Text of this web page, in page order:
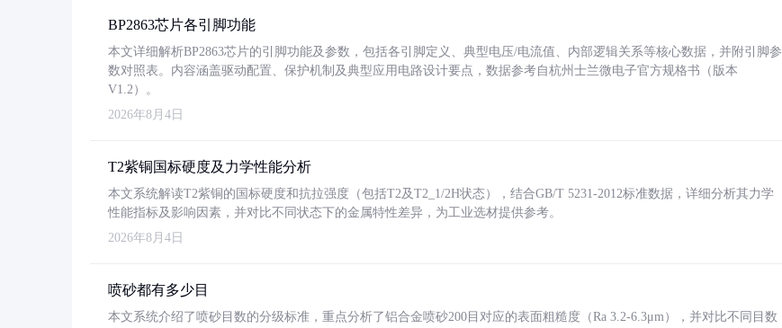
BP2863芯片各引脚功能
本文详细解析BP2863芯片的引脚功能及参数，包括各引脚定义、典型电压/电流值、内部逻辑关系等核心数据，并附引脚参
数对照表。内容涵盖驱动配置、保护机制及典型应用电路设计要点，数据参考自杭州士兰微电子官方规格书（版本
V1.2）。
2026年8月4日
T2紫铜国标硬度及力学性能分析
本文系统解读T2紫铜的国标硬度和抗拉强度（包括T2及T2_1/2H状态），结合GB/T 5231-2012标准数据，详细分析其力学
性能指标及影响因素，并对比不同状态下的金属特性差异，为工业选材提供参考。
2026年8月4日
喷砂都有多少目
本文系统介绍了喷砂目数的分级标准，重点分析了铝合金喷砂200目对应的表面粗糙度（Ra 3.2-6.3μm），并对比不同目数